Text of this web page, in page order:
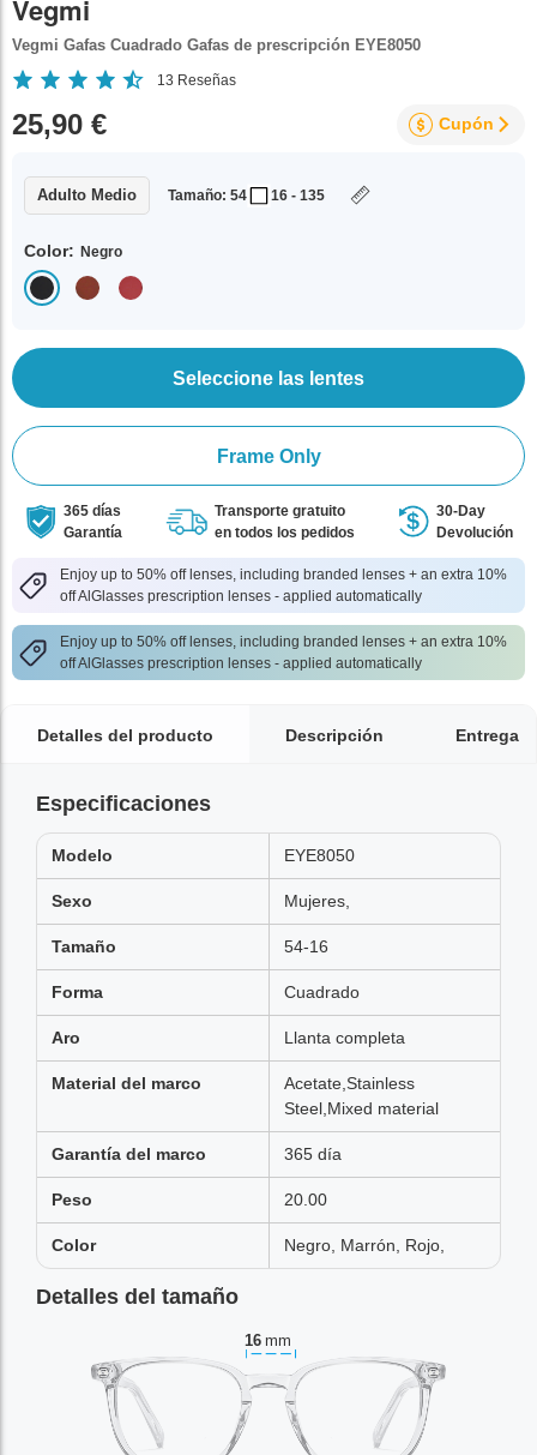
Vegmi
Vegmi Gafas Cuadrado Gafas de prescripción EYE8050
13 Reseñas
25,90 € Cupón
Adulto Medio Tamaño: 54 16 - 135
Color: Negro
Seleccione las lentes
Frame Only
365 días
Garantía
Transporte gratuito
en todos los pedidos
30-Day
Devolución
Enjoy up to 50% off lenses, including branded lenses + an extra 10%
off AlGlasses prescription lenses - applied automatically
Enjoy up to 50% off lenses, including branded lenses + an extra 10%
off AlGlasses prescription lenses - applied automatically
Detalles del producto Descripción Entrega
Especificaciones
Modelo EYE8050
Sexo Mujeres,
Tamaño 54-16
Forma Cuadrado
Aro Llanta completa
Material del marco
Acetate,Stainless
Steel,Mixed material
Garantía del marco 365 día
Peso 20.00
Color Negro, Marrón, Rojo,
Detalles del tamaño
16 mm